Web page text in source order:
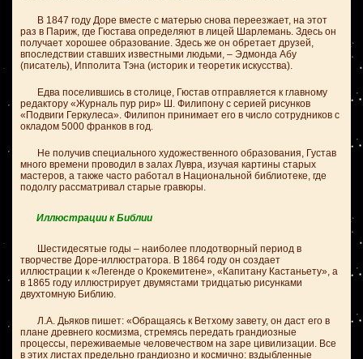
В 1847 году Доре вместе с матерью снова переезжает, на этот
раз в Париж, где Гюстава определяют в лицей Шарлемань. Здесь он
получает хорошее образование. Здесь же он обретает друзей,
впоследствии ставших известными людьми, – Эдмонда Абу
(писатель), Ипполита Тэна (историк и теоретик искусства).
Едва поселившись в столице, Гюстав отправляется к главному
редактору «Журналь пур рир» Ш. Филипону с серией рисунков
«Подвиги Геркулеса». Филипон принимает его в число сотрудников с
окладом 5000 франков в год.
Не получив специального художественного образования, Густав
много времени проводил в залах Лувра, изучая картины старых
мастеров, а также часто работал в Национальной библиотеке, где
подолгу рассматривал старые гравюры.
Иллюстрации к Библии
Шестидесятые годы – наиболее плодотворный период в
творчестве Доре-иллюстратора. В 1864 году он создает
иллюстрации к «Легенде о Крокемитене», «Капитану Кастаньету», а
в 1865 году иллюстрирует двумястами тридцатью рисунками
двухтомную Библию.
Л.А. Дьяков пишет: «Обращаясь к Ветхому завету, он даст его в
плане древнего космизма, стремясь передать грандиозные
процессы, переживаемые человечеством на заре цивилизации. Все
в этих листах предельно грандиозно и космично: вздыбленные